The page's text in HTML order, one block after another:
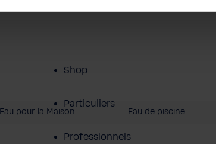
Shop
Particuliers
Professionnels
Eau pour la Maison Eau de piscine